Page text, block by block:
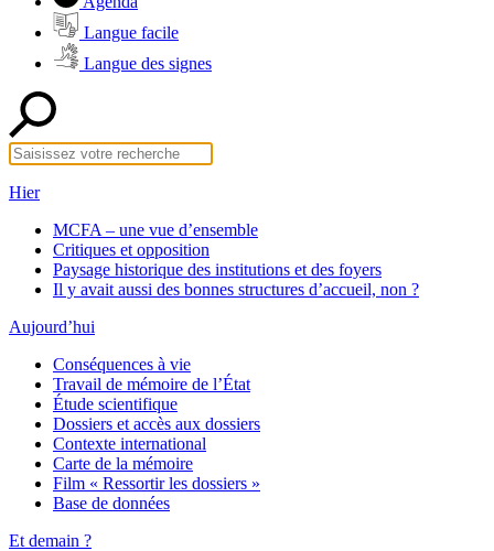
Langue facile
Langue des signes
Hier
MCFA – une vue d’ensemble
Critiques et opposition
Paysage historique des institutions et des foyers
Il y avait aussi des bonnes structures d’accueil, non ?
Aujourd’hui
Conséquences à vie
Travail de mémoire de l’État
Étude scientifique
Dossiers et accès aux dossiers
Contexte international
Carte de la mémoire
Film « Ressortir les dossiers »
Base de données
Et demain ?